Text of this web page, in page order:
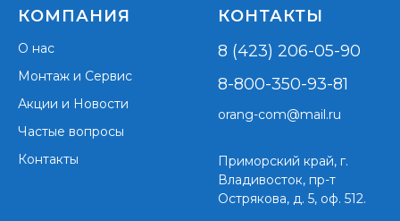
КОМПАНИЯ
О нас
Монтаж и Сервис
Акции и Новости
Частые вопросы
Контакты
КОНТАКТЫ
8 (423) 206-05-90
8-800-350-93-81
orang-com@mail.ru
Приморский край, г.
Владивосток, пр-т
Острякова, д. 5, оф. 512.